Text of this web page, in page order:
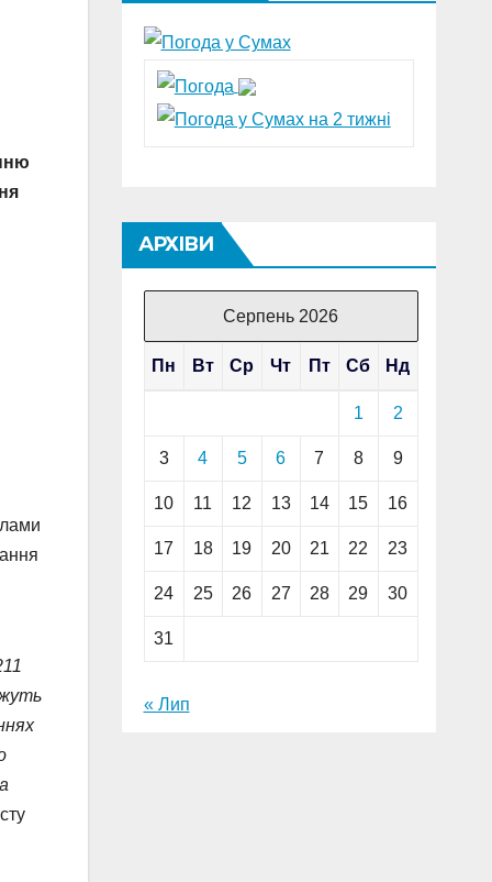
АРХІВИ
Серпень 2026
Пн Вт Ср Чт Пт Сб Нд
1 2
3 4 5 6 7 8 9
10 11 12 13 14 15 16
17 18 19 20 21 22 23
24 25 26 27 28 29 30
31
« Лип